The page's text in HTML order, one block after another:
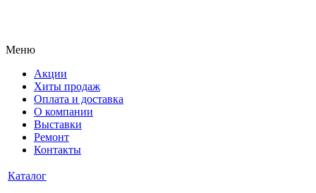
Меню
Акции
Хиты продаж
Оплата и доставка
О компании
Выставки
Ремонт
Контакты
Каталог